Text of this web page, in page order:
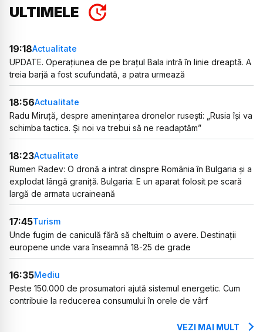
ULTIMELE
19:18Actualitate
UPDATE. Operațiunea de pe brațul Bala intră în linie dreaptă. A
treia barjă a fost scufundată, a patra urmează
18:56Actualitate
Radu Miruță, despre amenințarea dronelor rusești: „Rusia își va
schimba tactica. Și noi va trebui să ne readaptăm”
18:23Actualitate
Rumen Radev: O dronă a intrat dinspre România în Bulgaria și a
explodat lângă graniță. Bulgaria: E un aparat folosit pe scară
largă de armata ucraineană
17:45Turism
Unde fugim de caniculă fără să cheltuim o avere. Destinații
europene unde vara înseamnă 18-25 de grade
16:35Mediu
Peste 150.000 de prosumatori ajută sistemul energetic. Cum
contribuie la reducerea consumului în orele de vârf
VEZI MAI MULT